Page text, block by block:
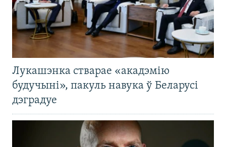
Лукашэнка стварае «акадэмію
будучыні», пакуль навука ў Беларусі
дэградуе